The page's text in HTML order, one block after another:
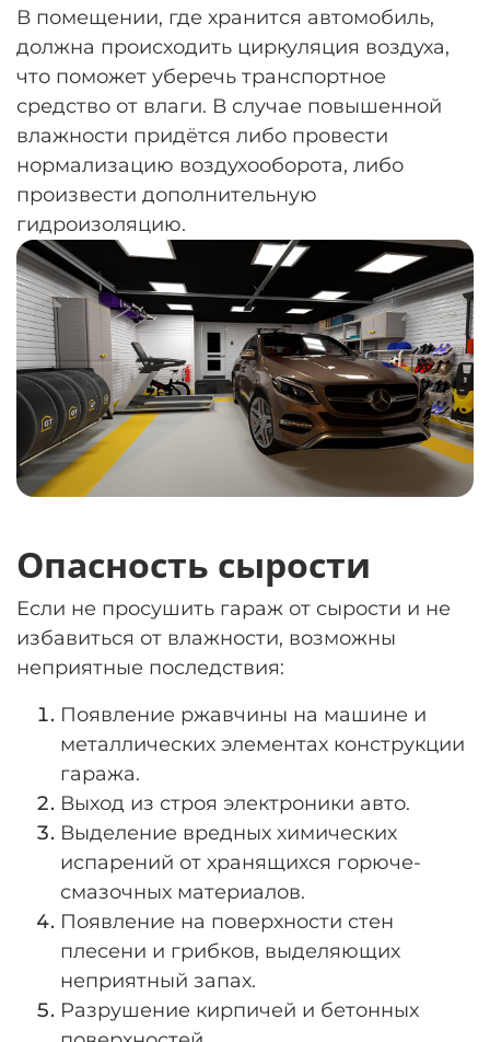
В помещении, где хранится автомобиль,
должна происходить циркуляция воздуха,
что поможет уберечь транспортное
средство от влаги. В случае повышенной
влажности придётся либо провести
нормализацию воздухооборота, либо
произвести дополнительную
гидроизоляцию.
Опасность сырости
Если не просушить гараж от сырости и не
избавиться от влажности, возможны
неприятные последствия:
Появление ржавчины на машине и
металлических элементах конструкции
гаража.
Выход из строя электроники авто.
Выделение вредных химических
испарений от хранящихся горюче-
смазочных материалов.
Появление на поверхности стен
плесени и грибков, выделяющих
неприятный запах.
Разрушение кирпичей и бетонных